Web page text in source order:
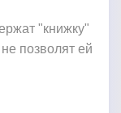
"книжку"
позволят ей